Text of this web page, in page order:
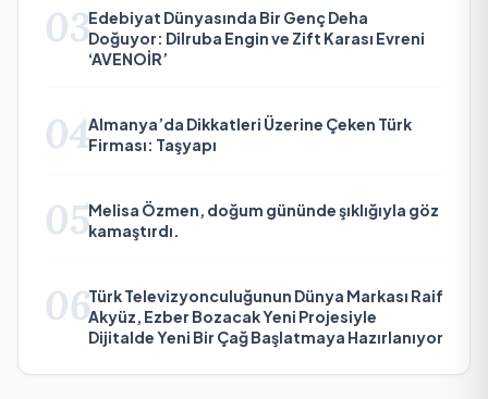
03Edebiyat Dünyasında Bir Genç Deha
Doğuyor: Dilruba Engin ve Zift Karası Evreni
‘AVENOİR’
04Almanya’da Dikkatleri Üzerine Çeken Türk
Firması: Taşyapı
05Melisa Özmen, doğum gününde şıklığıyla göz
kamaştırdı.
06Türk Televizyonculuğunun Dünya Markası Raif
Akyüz, Ezber Bozacak Yeni Projesiyle
Dijitalde Yeni Bir Çağ Başlatmaya Hazırlanıyor